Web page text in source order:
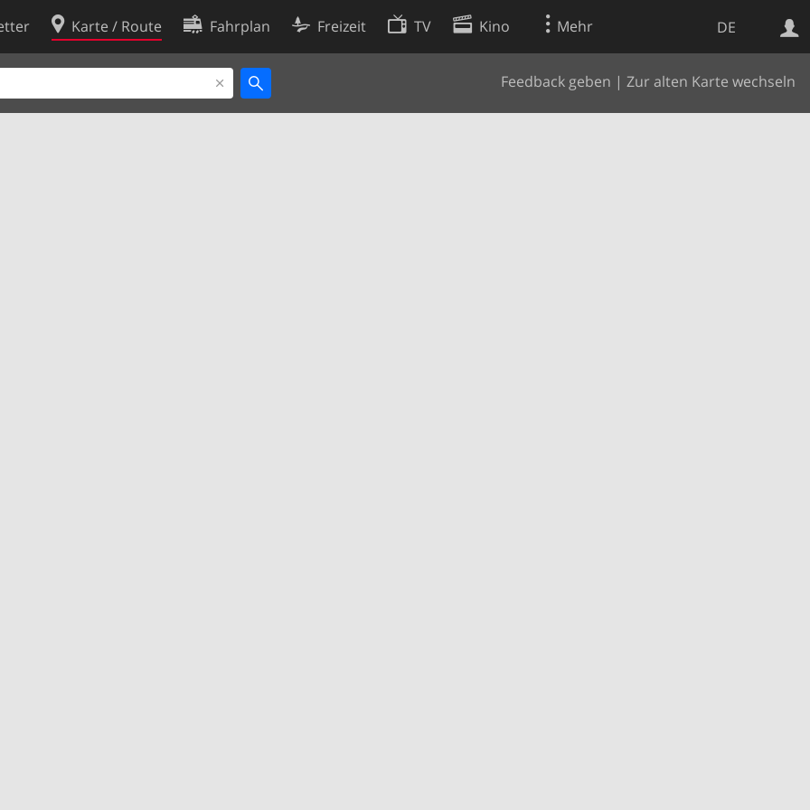
DE
Karte / Route Fahrplan Freizeit TV Kino Mehr
Feedback geben | Zur alten Karte wechseln
Websuche
Cookie-Richtlinie
Cookie-Einstellungen